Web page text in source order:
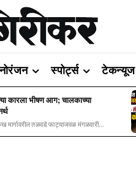
स्पोर्ट्स टेकन्यूज
कारला भीषण आग; चालकाच्या
मार्गावरील तळवडे फाट्याजवळ मंगळवारी...